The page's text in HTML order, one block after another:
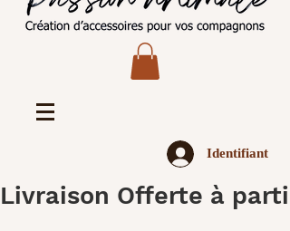
Identifiant
Livraison Offerte à